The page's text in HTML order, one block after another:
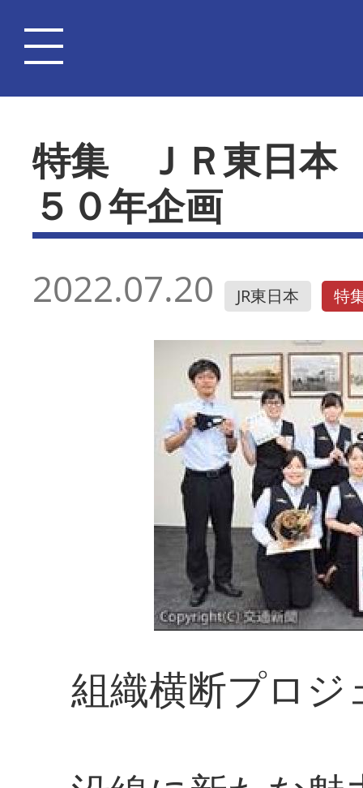
特集 ＪＲ東日本
５０年企画
2022.07.20 JR東日本 特
組織横断プロ